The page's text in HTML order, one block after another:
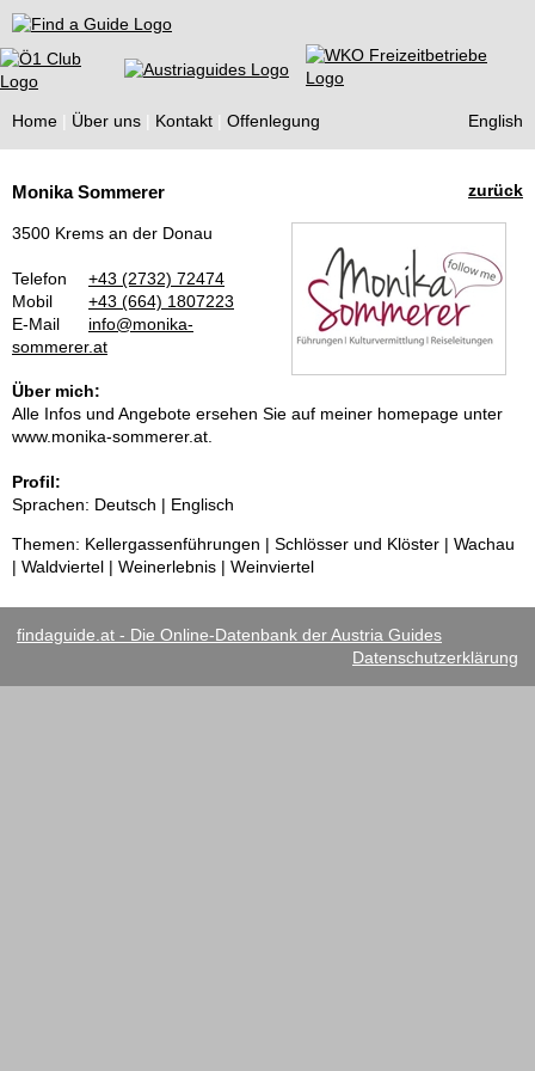
Find a Guide
Home Über uns Kontakt Offenlegung English
Guides
zurück
Monika Sommerer
3500 Krems an der Donau
Telefon
+43 (2732) 72474
Mobil
+43 (664) 1807223
E-Mail
info@monika-
sommerer.at
Über mich:
Alle Infos und Angebote ersehen Sie auf meiner homepage unter
www.monika-sommerer.at.
Profil:
Sprachen: Deutsch | Englisch
Themen: Kellergassenführungen | Schlösser und Klöster | Wachau
| Waldviertel | Weinerlebnis | Weinviertel
findaguide.at - Die Online-Datenbank der Austria Guides
Datenschutzerklärung